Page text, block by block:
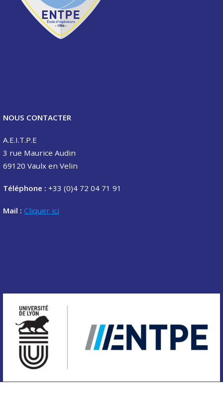
NOUS CONTACTER
A.E.I.T.P.E
3 rue Maurice Audin
69120 Vaulx en Velin
Téléphone : +33 (0)4 72 04 71 91
Mail : Cliquer ici